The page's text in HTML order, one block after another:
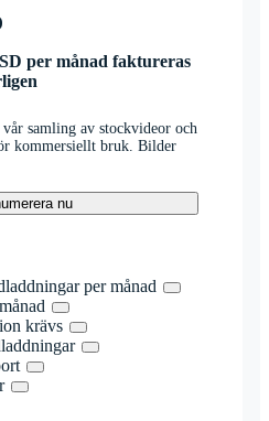
per månad faktureras
samling av stockvideor och
kommersiellt bruk. Bilder
nu
per månad
krävs